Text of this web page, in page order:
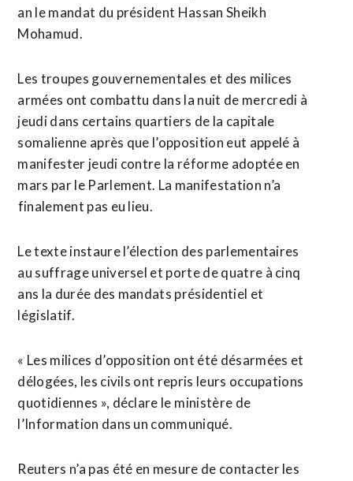
an le mandat ‌du président ‌Hassan Sheikh
Mohamud.
Les troupes gouvernementales et des milices
armées ont combattu dans la nuit de mercredi ​à
jeudi dans certains quartiers de la capitale
somalienne après que l’opposition eut appelé à
manifester jeudi contre la réforme adoptée en
mars par le Parlement. La manifestation n’a
⁠finalement pas eu lieu.
Le texte instaure l’élection ⁠des parlementaires
au suffrage universel et porte de quatre à cinq
ans la durée des mandats présidentiel et
législatif.
« Les milices d’opposition ont été désarmées et
délogées, ⁠les civils ‌ont repris leurs occupations
quotidiennes », déclare le ⁠ministère de
l’Information dans un communiqué.
Reuters ​n’a pas ​été en mesure de contacter les